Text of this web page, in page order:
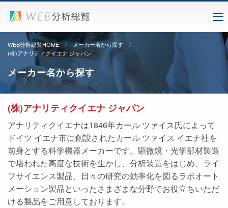
WEB分析総覧HOME
メーカー名から探す
(株)アナリティクイエナ ジャパン
メーカー名から探す
(株)アナリティクイエナ ジャパン
アナリティクイエナは1846年カール ツァイス氏によって
ドイツ イエナ市に創設されたカール ツァイス イエナ社を
前身とする科学機器メーカーです。顕微鏡・光学部材製造
で培われた高度な技術を生かし、分析装置をはじめ、ライ
フサイエンス製品、日々の研究の効率化を図るラボオート
メーション製品といったさまざまな分野でお役立ちいただ
ける製品をご用意しております。